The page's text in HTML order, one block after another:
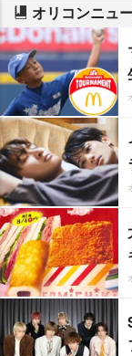
オリコンニュ